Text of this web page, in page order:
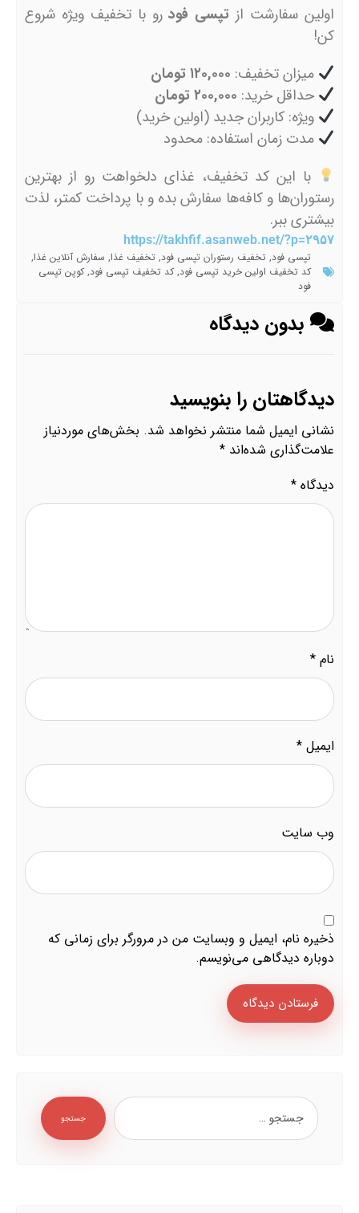
اولین سفارشت از تپسی فودرو با تخفیف ویژه شروع
کن!
میزان تخفیف: ۱۲۰,۰۰۰ تومان
حداقل خرید: ۲۰۰,۰۰۰ تومان
ویژه: کاربران جدید (اولین خرید)
مدت زمان استفاده: محدود
با این کد تخفیف، غذای دلخواهت رو از بهترین
رستوران‌ها و کافه‌ها سفارش بده و با پرداخت کمتر، لذت
بیشتری ببر.
https://takhfif.asanweb.net/?p=۲۹۵۷
تپسی فود, تخفیف رستوران تپسی فود, تخفیف غذا, سفارش آنلاین غذا,
کد تخفیف اولین خرید تپسی فود,کد تخفیف تپسی فود,کوپن تپسی
فود
بدون دیدگاه
دیدگاهتان را بنویسید
نشانی ایمیل شما منتشر نخواهد شد. بخش‌های موردنیاز
علامت‌گذاری شده‌اند *
دیدگاه *
نام *
ایمیل *
وب‌ سایت
ذخیره نام، ایمیل و وبسایت من در مرورگر برای زمانی که
دوباره دیدگاهی می‌نویسم.
فرستادن دیدگاه
جستجو